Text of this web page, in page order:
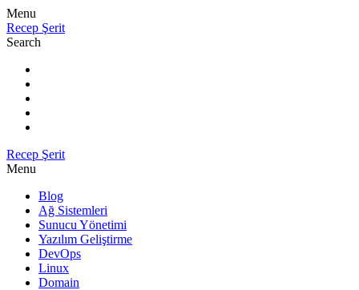
Menu
Recep Şerit
Search
Recep Şerit
Menu
Blog
Ağ Sistemleri
Sunucu Yönetimi
Yazılım Geliştirme
DevOps
Linux
Domain